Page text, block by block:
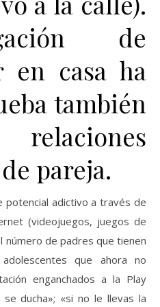
de
en casa ha
también
pareja.
potencial adictivo a través de
(videojuegos, juegos de
número de padres que tienen
que ahora no
enganchados a la Play
ducha»; «si no le llevas la